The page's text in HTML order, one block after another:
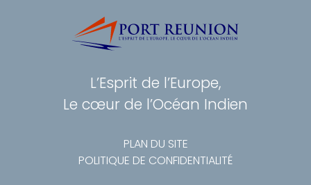
L’Esprit de l’Europe,
Le cœur de l’Océan Indien
PLAN DU SITE
POLITIQUE DE CONFIDENTIALITÉ